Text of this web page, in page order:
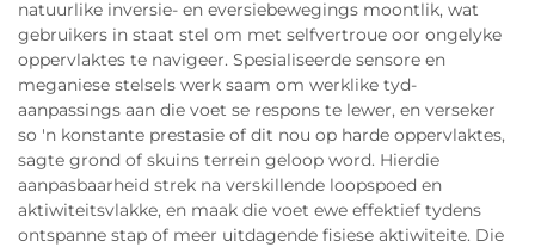
natuurlike inversie- en eversiebewegings moontlik, wat
gebruikers in staat stel om met selfvertroue oor ongelyke
oppervlaktes te navigeer. Spesialiseerde sensore en
meganiese stelsels werk saam om werklike tyd-
aanpassings aan die voet se respons te lewer, en verseker
so 'n konstante prestasie of dit nou op harde oppervlaktes,
sagte grond of skuins terrein geloop word. Hierdie
aanpasbaarheid strek na verskillende loopspoed en
aktiwiteitsvlakke, en maak die voet ewe effektief tydens
ontspanne stap of meer uitdagende fisiese aktiwiteite. Die